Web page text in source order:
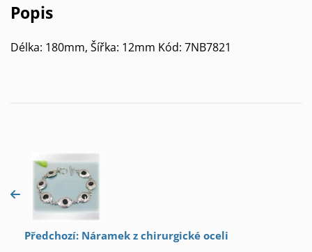
Popis
Délka: 180mm, Šířka: 12mm Kód: 7NB7821
Předchozí: Náramek z chirurgické oceli